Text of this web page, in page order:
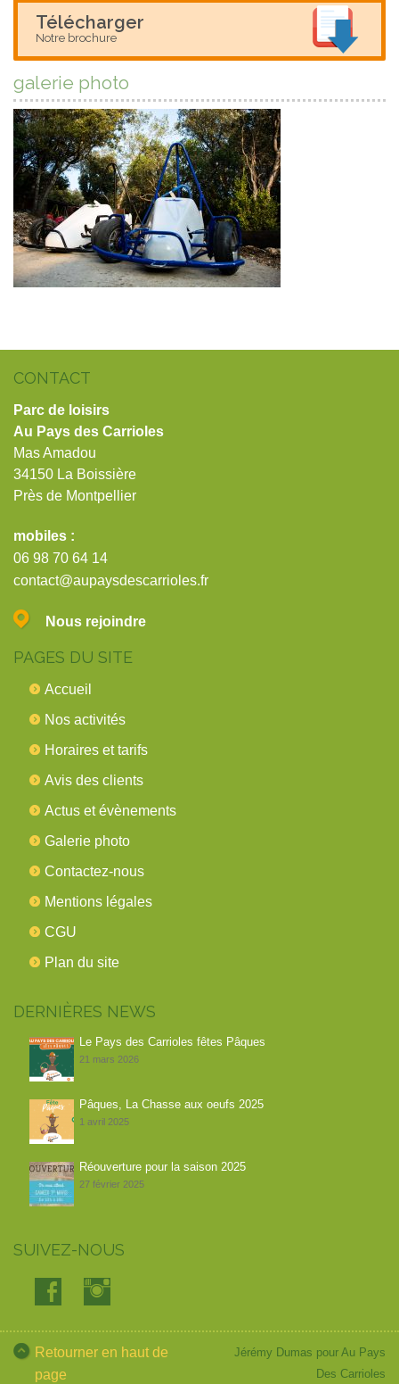
Télécharger
Notre brochure
galerie photo
CONTACT
Parc de loisirs
Au Pays des Carrioles
Mas Amadou
34150 La Boissière
Près de Montpellier
mobiles :
06 98 70 64 14
contact@aupaysdescarrioles.fr
Nous rejoindre
PAGES DU SITE
Accueil
Nos activités
Horaires et tarifs
Avis des clients
Actus et évènements
Galerie photo
Contactez-nous
Mentions légales
CGU
Plan du site
DERNIÈRES NEWS
Le Pays des Carrioles fêtes Pâques
21 mars 2026
Pâques, La Chasse aux oeufs 2025
1 avril 2025
Réouverture pour la saison 2025
27 février 2025
SUIVEZ-NOUS
Retourner en haut de
page
Jérémy Dumas pour Au Pays
Des Carrioles